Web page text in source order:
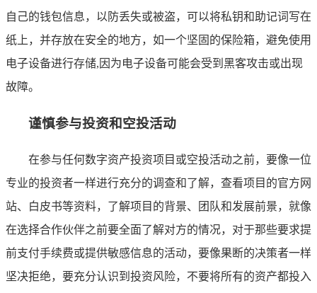
自己的钱包信息，以防丢失或被盗，可以将私钥和助记词写在
纸上，并存放在安全的地方，如一个坚固的保险箱，避免使用
电子设备进行存储,因为电子设备可能会受到黑客攻击或出现
故障。
谨慎参与投资和空投活动
在参与任何数字资产投资项目或空投活动之前，要像一位
专业的投资者一样进行充分的调查和了解，查看项目的官方网
站、白皮书等资料，了解项目的背景、团队和发展前景，就像
在选择合作伙伴之前要全面了解对方的情况，对于那些要求提
前支付手续费或提供敏感信息的活动，要像果断的决策者一样
坚决拒绝，要充分认识到投资风险，不要将所有的资产都投入